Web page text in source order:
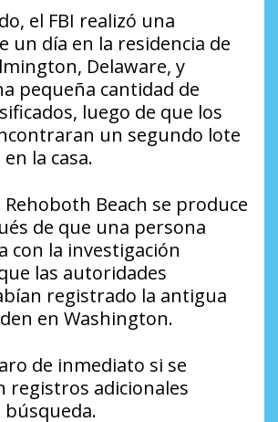
el FBI realizó una
un día en la residencia de
Delaware, y
pequeña cantidad de
luego de que los
un segundo lote
la casa.
Rehoboth Beach se produce
de que una persona
con la investigación
las autoridades
registrado la antigua
en Washington.
de inmediato si se
registros adicionales